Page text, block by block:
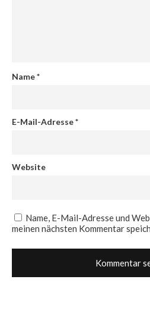
Name*
E-Mail-Adresse*
Website
Name, E-Mail-Adresse und
meinen nächsten Kommentar